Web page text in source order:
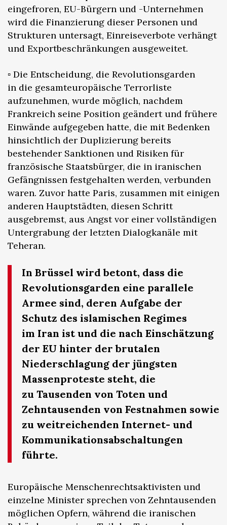
eingefroren, EU-Bürgern und -Unternehmen
wird die Finanzierung dieser Personen und
Strukturen untersagt, Einreiseverbote verhängt
und Exportbeschränkungen ausgeweitet.
▫️ Die Entscheidung, die Revolutionsgarden
in die gesamteuropäische Terrorliste
aufzunehmen, wurde möglich, nachdem
Frankreich seine Position geändert und frühere
Einwände aufgegeben hatte, die mit Bedenken
hinsichtlich der Duplizierung bereits
bestehender Sanktionen und Risiken für
französische Staatsbürger, die in iranischen
Gefängnissen festgehalten werden, verbunden
waren. Zuvor hatte Paris, zusammen mit einigen
anderen Hauptstädten, diesen Schritt
ausgebremst, aus Angst vor einer vollständigen
Untergrabung der letzten Dialogkanäle mit
Teheran.
In Brüssel wird betont, dass die
Revolutionsgarden eine parallele
Armee sind, deren Aufgabe der
Schutz des islamischen Regimes
im Iran ist und die nach Einschätzung
der EU hinter der brutalen
Niederschlagung der jüngsten
Massenproteste steht, die
zu Tausenden von Toten und
Zehntausenden von Festnahmen sowie
zu weitreichenden Internet- und
Kommunikationsabschaltungen
führte.
Europäische Menschenrechtsaktivisten und
einzelne Minister sprechen von Zehntausenden
möglichen Opfern, während die iranischen